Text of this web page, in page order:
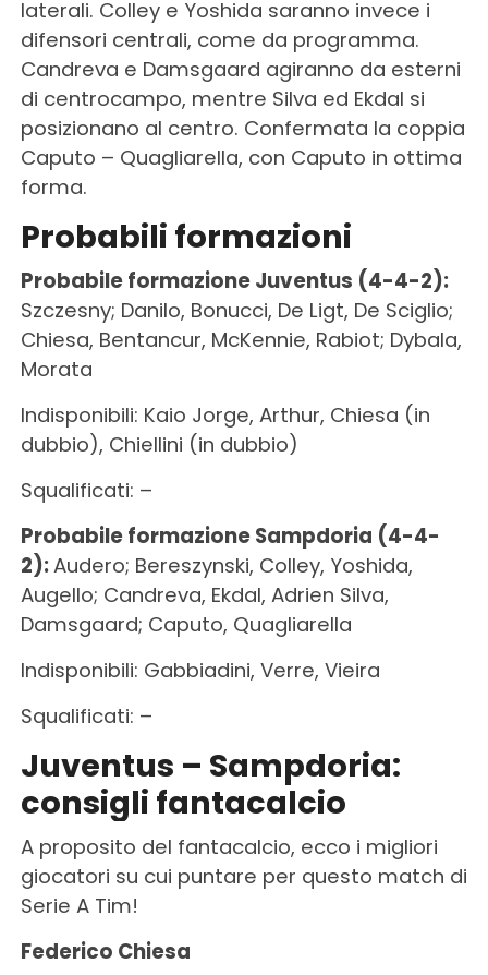
laterali. Colley e Yoshida saranno invece i
difensori centrali, come da programma.
Candreva e Damsgaard agiranno da esterni
di centrocampo, mentre Silva ed Ekdal si
posizionano al centro. Confermata la coppia
Caputo – Quagliarella, con Caputo in ottima
forma.
Probabili formazioni
Probabile formazione Juventus (4-4-2):
Szczesny; Danilo, Bonucci, De Ligt, De Sciglio;
Chiesa, Bentancur, McKennie, Rabiot; Dybala,
Morata
Indisponibili: Kaio Jorge, Arthur, Chiesa (in
dubbio), Chiellini (in dubbio)
Squalificati: –
Probabile formazione Sampdoria (4-4-
2):Audero; Bereszynski, Colley, Yoshida,
Augello; Candreva, Ekdal, Adrien Silva,
Damsgaard; Caputo, Quagliarella
Indisponibili: Gabbiadini, Verre, Vieira
Squalificati: –
Juventus – Sampdoria:
consigli fantacalcio
A proposito del fantacalcio, ecco i migliori
giocatori su cui puntare per questo match di
Serie A Tim!
Federico Chiesa